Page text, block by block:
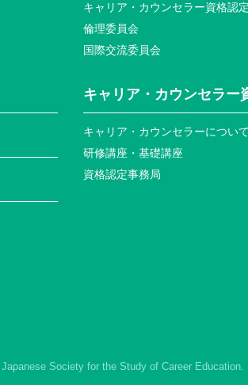
キャリア・カウンセラー資格認
倫理委員会
国際交流委員会
キャリア・カウンセラー
キャリア・カウンセラーについ
研修講座・基礎講座
資格認定事務局
Society for the Study of Career Education.